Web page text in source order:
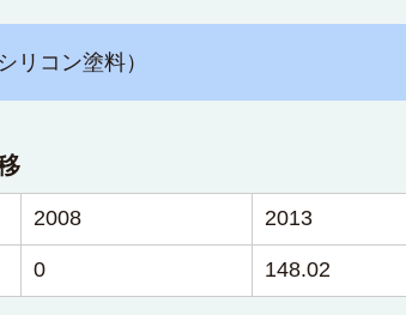
リコン塗料）
2008 2013
0 148.02